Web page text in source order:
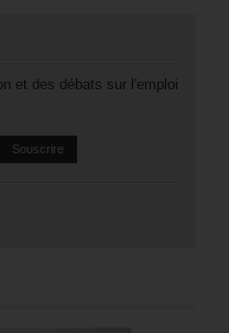
et des débats sur l'emploi